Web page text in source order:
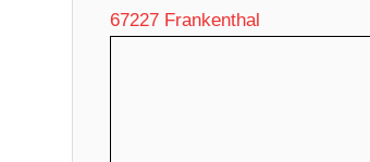
67227 Frankenthal